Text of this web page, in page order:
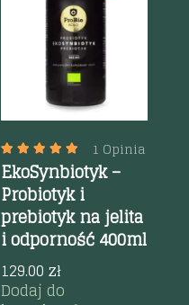
Szybki podgląd
1 Opinia
EkoSynbiotyk –
Probiotyk i
prebiotyk na jelita
i odporność 400ml
129.00zł
Dodaj do